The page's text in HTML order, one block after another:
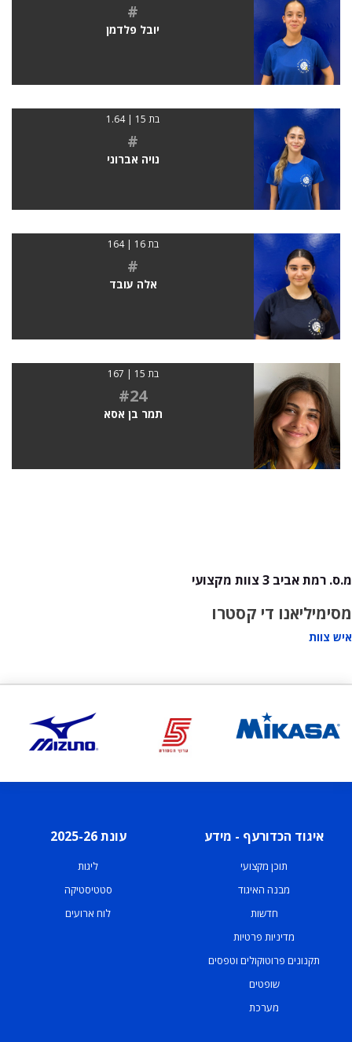
#
יובל פלדמן
בת 15 | 1.64
#
נויה אברוני
בת 16 | 164
#
אלה עובד
בת 15 | 167
#24
תמר בן אסא
מ.ס. רמת אביב 3 צוות מקצועי
מסימיליאנו די קסטרו
איש צוות
איגוד הכדורעף - מידע
תוכן מקצועי
מבנה האיגוד
חדשות
מדיניות פרטיות
תקנונים פרוטוקולים וטפסים
שופטים
מערכת
עונת 2025-26
ליגות
סטטיסטיקה
לוח ארועים